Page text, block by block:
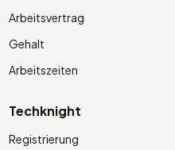
Arbeitsvertrag
Gehalt
Arbeitszeiten
Techknight
Registrierung